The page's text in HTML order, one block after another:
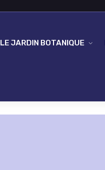
LE JARDIN BOTANIQUE